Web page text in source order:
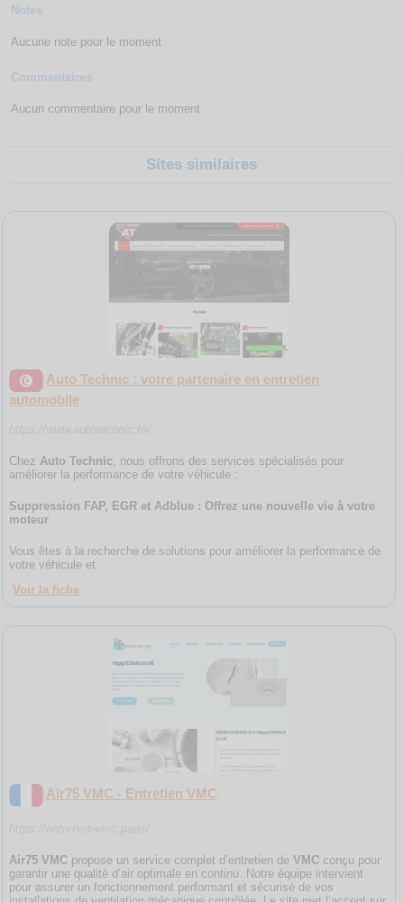
Notes
Aucune note pour le moment
Commentaires
Aucun commentaire pour le moment
Sites similaires
Auto Technic : votre partenaire en entretien
automobile
ChezAuto Technic, nous offrons des services spécialisés pour
améliorer la performance de votre véhicule :
Suppression FAP, EGR et Adblue : Offrez une nouvelle vie à votre
moteur
Vous êtes à la recherche de solutions pour améliorer la performance de
votre véhicule et
Voir la fiche
Air75 VMC - Entretien VMC
Air75 VMC propose un service complet d’entretien deVMC conçu pour
garantir une qualité d’air optimale en continu. Notre équipe intervient
pour assurer un fonctionnement performant et sécurisé de vos